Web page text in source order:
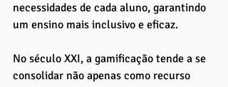
necessidades de cada aluno, garantindo
um ensino mais inclusivo e eficaz.
No século XXI, a gamificação tende a se
consolidar não apenas como recurso